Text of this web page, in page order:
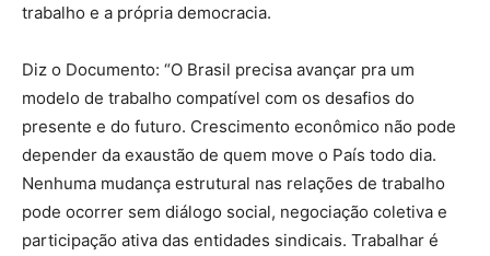
trabalho e a própria democracia.
Diz o Documento: “O Brasil precisa avançar pra um
modelo de trabalho compatível com os desafios do
presente e do futuro. Crescimento econômico não pode
depender da exaustão de quem move o País todo dia.
Nenhuma mudança estrutural nas relações de trabalho
pode ocorrer sem diálogo social, negociação coletiva e
participação ativa das entidades sindicais. Trabalhar é